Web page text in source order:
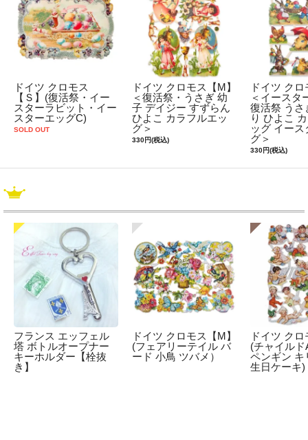
ドイツ クロモス
【Ｓ】(復活祭・イー
スターラビット・イー
スターエッグC)
SOLD OUT
ドイツ クロモス【M】
＜復活祭・うさぎ 幼
子 デイジー すずらん
ひよこ カラフルエッ
グ＞
330円(税込)
ドイツ ク
＜イースタ
復活祭 うさ
り ひよこ
ッグ イース
グ＞
330円(税込)
フランス エッフェル
塔 ボトルオープナー
キーホルダー【栓抜
き】
ドイツ クロモス【M】
(フェアリーテイル バ
ード 小鳥 ツバメ）
ドイツ ク
(チャイルド
ペンギン キ
生日ケーキ)